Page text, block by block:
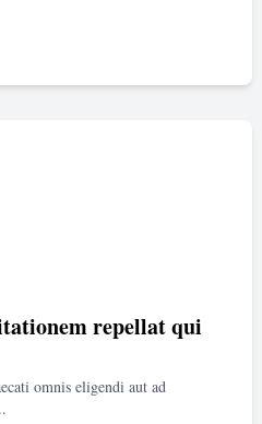
repellat qui
omnis eligendi aut ad